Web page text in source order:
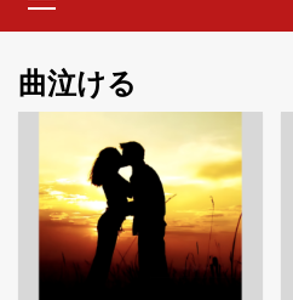
曲泣ける